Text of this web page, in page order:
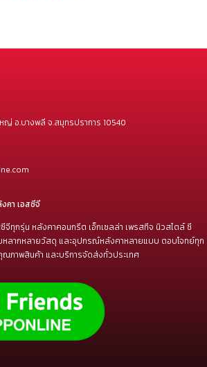
ญ่ อ.บางพลี จ.สมุทรปราการ 10540
คา เอสซีจี
จีทุกรุ่น หลังคาคอนกรีต เอ็กเซลล่า เพรสทีจ นิวสไตล์ ซี
ลากหลายวัสดุ และอุปกรณ์หลังคาหลายแบบ ตอบโจทย์ทุก
ภาพสินค้า และบริการจัดส่งทั่วประเทศ